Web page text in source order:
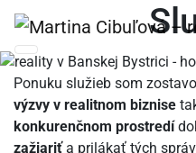
Ponuku služieb som
výzvy v realitnom biznise
konkurenčnom prostredí
zažiariťa prilákať tých